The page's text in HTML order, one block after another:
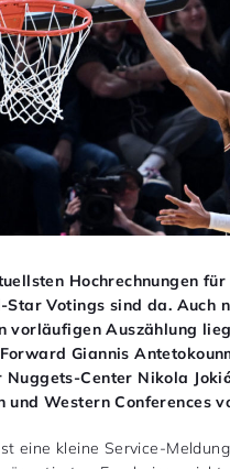
Hochrechnungen für
Star Votings sind da. Auch
vorläufigen Auszählung
Giannis
Nuggets-Center Nikola
und Western Conferences
eine kleine Service-